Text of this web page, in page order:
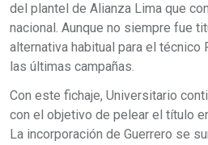
del plantel de Alianza Lima que
nacional. Aunque no siempre fue
alternativa habitual para el técnico
las últimas campañas.
Con este fichaje, Universitario
con el objetivo de pelear el título
La incorporación de Guerrero se